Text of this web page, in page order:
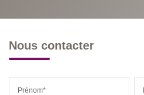
Nous contacter
Prénom*